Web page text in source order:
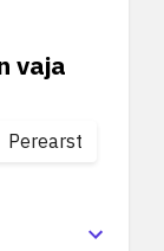
vaja
Perearst